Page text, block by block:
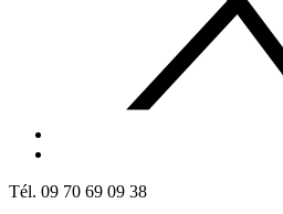
Tél. 09 70 69 09 38